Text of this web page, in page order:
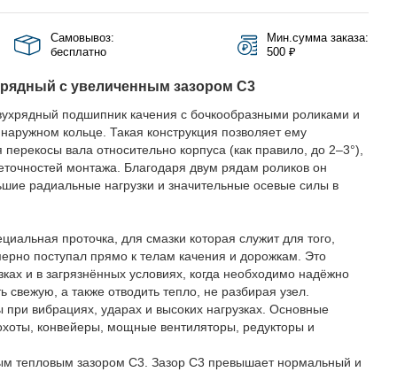
Самовывоз:
бесплатно
Мин.сумма заказа:
500 ₽
с увеличенным зазором C3
подшипник качения с бочкообразными роликами и
кольце. Такая конструкция позволяет ему
вала относительно корпуса (как правило, до 2–3°),
монтажа. Благодаря двум рядам роликов он
радиальные нагрузки и значительные осевые силы в
проточка, для смазки которая служит для того,
поступал прямо к телам качения и дорожкам. Это
и в загрязнённых условиях, когда необходимо надёжно
свежую, а также отводить тепло, не разбирая узел.
вибрациях, ударах и высоких нагрузках. Основные
конвейеры, мощные вентиляторы, редукторы и
тепловым зазором C3. Зазор C3 превышает нормальный и